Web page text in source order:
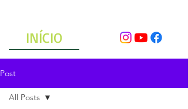
INÍCIO
Post
All Posts